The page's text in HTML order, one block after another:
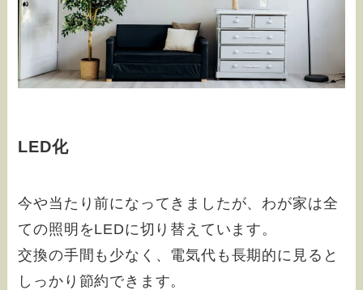
LED化
今や当たり前になってきましたが、わが家は全
ての照明をLEDに切り替えています。
交換の手間も少なく、電気代も長期的に見ると
しっかり節約できます。